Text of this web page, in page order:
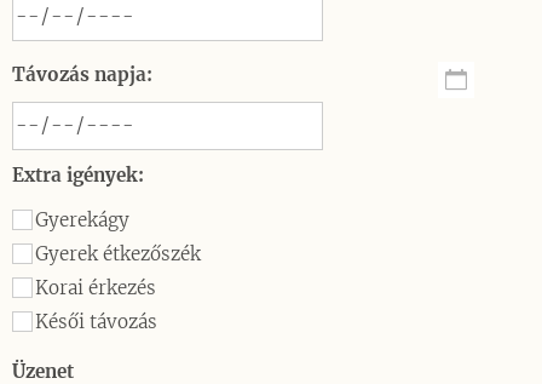
Távozás napja:
Extra igények:
Gyerekágy
Gyerek étkezőszék
Korai érkezés
Késői távozás
Üzenet